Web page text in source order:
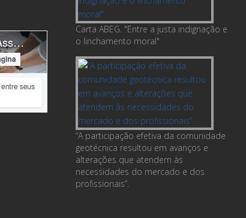
Carta ABEG. "Entre a justa indignação e
o linchamento moral"
“A participação efetiva da comunidade
geotécnica resultou em avanços e
alterações que atendem às
necessidades do mercado e dos
profissionais”.